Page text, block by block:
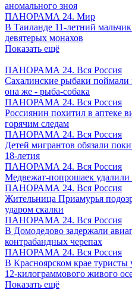
аномального зноя
ПАНОРАМА 24. Мир
В Таиланде 11-летний
девятерых монахов
Показать ещё
ПАНОРАМА 24. Вся Россия
Сахалинские рыбаки
она же - рыба-собака
ПАНОРАМА 24. Вся Россия
Россиянин похитил в аптеке
горячим следам
ПАНОРАМА 24. Вся Россия
Детей мигрантов обязали
18-летия
ПАНОРАМА 24. Вся Россия
Медвежат-попрошаек удалили
ПАНОРАМА 24. Вся Россия
Жительница Приамурья
ударом скалки
ПАНОРАМА 24. Вся Россия
В Домодедово задержали
контрабандных черепах
ПАНОРАМА 24. Вся Россия
В Красноярском крае туристы
12-килограммового живого
Показать ещё